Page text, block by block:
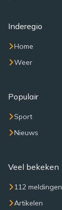
Inderegio
Home
Weer
Populair
Sport
Nieuws
Veel bekeken
112 meldingen
Artikelen